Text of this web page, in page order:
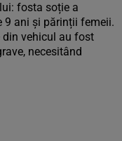
fosta soție a
9 ani și părinții femeii.
din vehicul au fost
necesitând